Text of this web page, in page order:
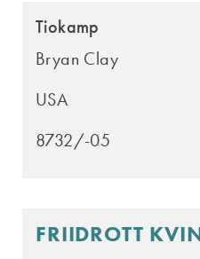
Tiokamp
Bryan Clay
USA
8732/-05
FRIIDROTT